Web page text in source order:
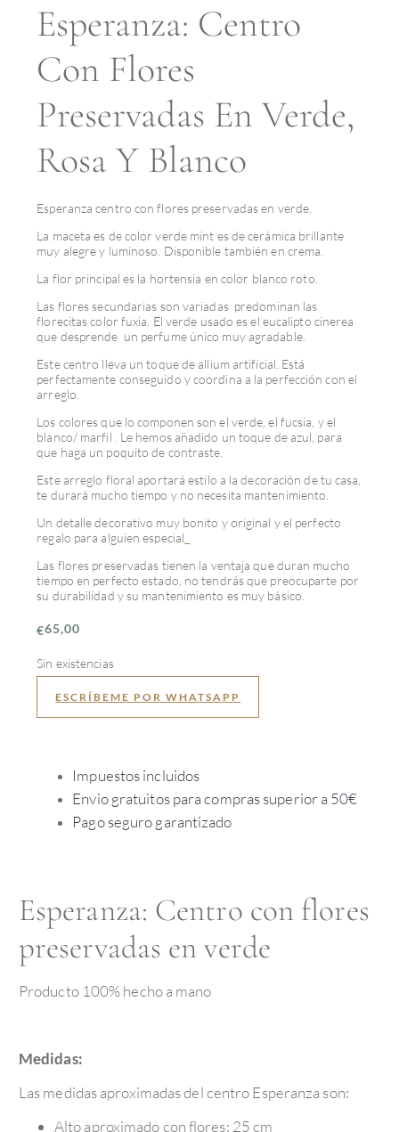
Esperanza: Centro
Con Flores
Preservadas En Verde,
Rosa Y Blanco
Esperanza centro con flores preservadas en verde.
La maceta es de color verde mint es de cerámica brillante
muy alegre y luminoso. Disponible también en crema.
La flor principal es la hortensia en color blanco roto.
Las flores secundarias son variadas predominan las
florecitas color fuxia. El verde usado es el eucalipto cinerea
que desprende un perfume único muy agradable.
Este centro lleva un toque de allium artificial. Está
perfectamente conseguido y coordina a la perfección con el
arreglo.
Los colores que lo componen son el verde, el fucsia, y el
blanco/ marfil . Le hemos añadido un toque de azul, para
que haga un poquito de contraste.
Este arreglo floral aportará estilo a la decoración de tu casa,
te durará mucho tiempo y no necesita mantenimiento.
Un detalle decorativo muy bonito y original y el perfecto
regalo para alguien especial
Las flores preservadas tienen la ventaja que duran mucho
tiempo en perfecto estado, no tendrás que preocuparte por
su durabilidad y su mantenimiento es muy básico.
€65,00
Sin existencias
ESCRÍBEME POR WHATSAPP
Impuestos incluidos
Envio gratuitos para compras superior a 50€
Pago seguro garantizado
Esperanza: Centro con flores
preservadas en verde
Producto 100% hecho a mano
Medidas:
Las medidas aproximadas del centro Esperanza son:
Alto aproximado con flores: 25 cm